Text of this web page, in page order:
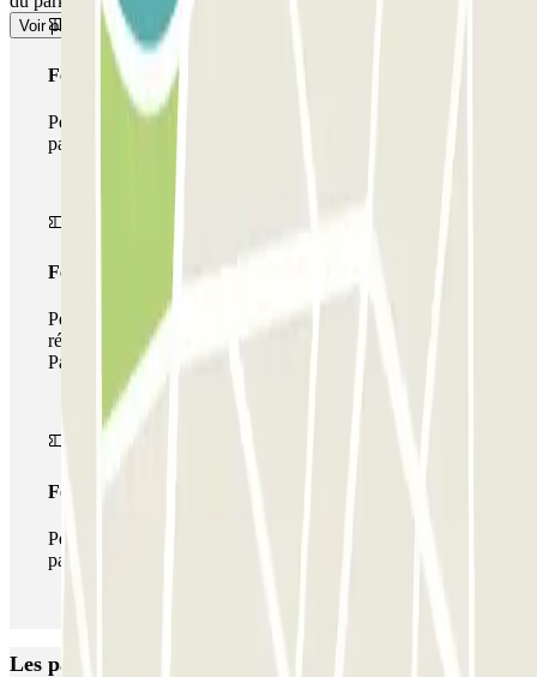
Voir plus
Forfait Simple
Pendant votre séjour, vous ne pourrez entrer et sortir du
parking qu'une seule fois
Forfait de stationnement multiple
Pendant votre séjour, vous pouvez utiliser l'ensemble du
réseau de parkings de cet opérateur disponible sur
Parclick.
Forfait illimité
Pendant votre séjour, vous pouvez entrer et sortir du
parking aussi souvent que vous le souhaitez.
Les parkings les mieux notés à Vic